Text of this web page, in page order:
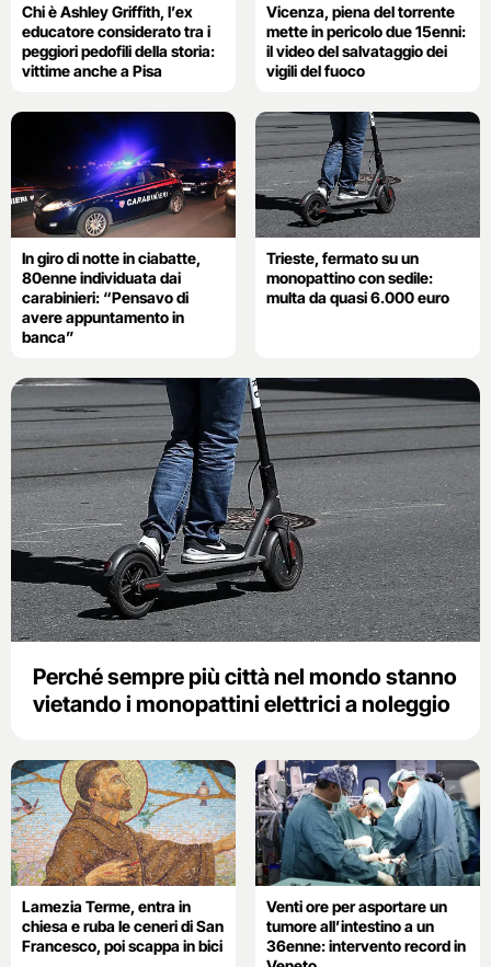
Chi è Ashley Griffith, l’ex
educatore considerato tra i
peggiori pedofili della storia:
vittime anche a Pisa
Vicenza, piena del torrente
mette in pericolo due 15enni:
il video del salvataggio dei
vigili del fuoco
In giro di notte in ciabatte,
80enne individuata dai
carabinieri: “Pensavo di
avere appuntamento in
banca”
Trieste, fermato su un
monopattino con sedile:
multa da quasi 6.000 euro
Perché sempre più città nel mondo stanno
vietando i monopattini elettrici a noleggio
Lamezia Terme, entra in
chiesa e ruba le ceneri di San
Francesco, poi scappa in bici
Venti ore per asportare un
tumore all’intestino a un
36enne: intervento record in